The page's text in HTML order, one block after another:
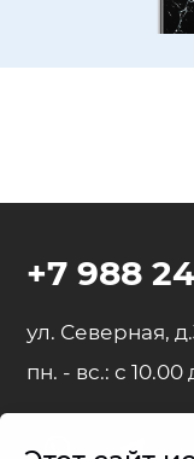
ул. Северная,
пн. - вс.: с 10.00
+7 988